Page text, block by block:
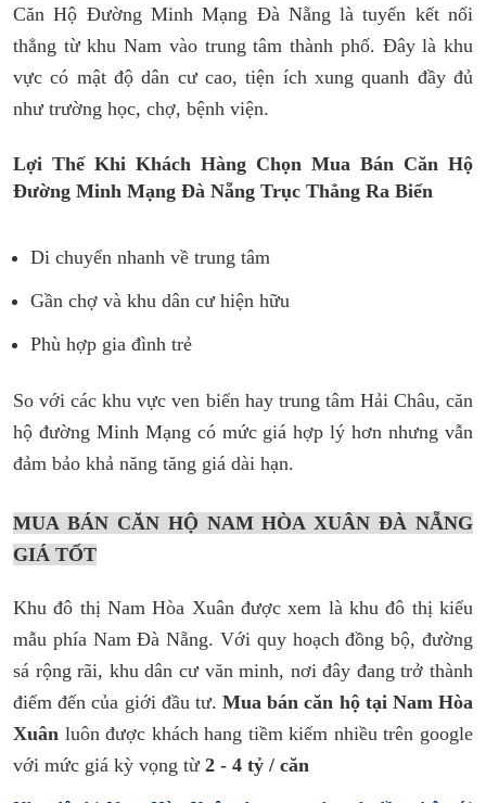
Căn Hộ Đường Minh Mạng Đà Nẵng là tuyến kết nối
thẳng từ khu Nam vào trung tâm thành phố. Đây là khu
vực có mật độ dân cư cao, tiện ích xung quanh đầy đủ
như trường học, chợ, bệnh viện.
Lợi Thế Khi Khách Hàng Chọn Mua Bán Căn Hộ
Đường Minh Mạng Đà Nẵng Trục Thẳng Ra Biển
Di chuyển nhanh về trung tâm
Gần chợ và khu dân cư hiện hữu
Phù hợp gia đình trẻ
So với các khu vực ven biển hay trung tâm Hải Châu, căn
hộ đường Minh Mạng có mức giá hợp lý hơn nhưng vẫn
đảm bảo khả năng tăng giá dài hạn.
MUA BÁN CĂN HỘ NAM HÒA XUÂN ĐÀ NẴNG
GIÁ TỐT
Khu đô thị Nam Hòa Xuân được xem là khu đô thị kiểu
mẫu phía Nam Đà Nẵng. Với quy hoạch đồng bộ, đường
sá rộng rãi, khu dân cư văn minh, nơi đây đang trở thành
điểm đến của giới đầu tư. Mua bán căn hộ tại Nam Hòa
Xuân luôn được khách hang tiềm kiếm nhiều trên google
với mức giá kỳ vọng từ 2 - 4 tỷ / căn